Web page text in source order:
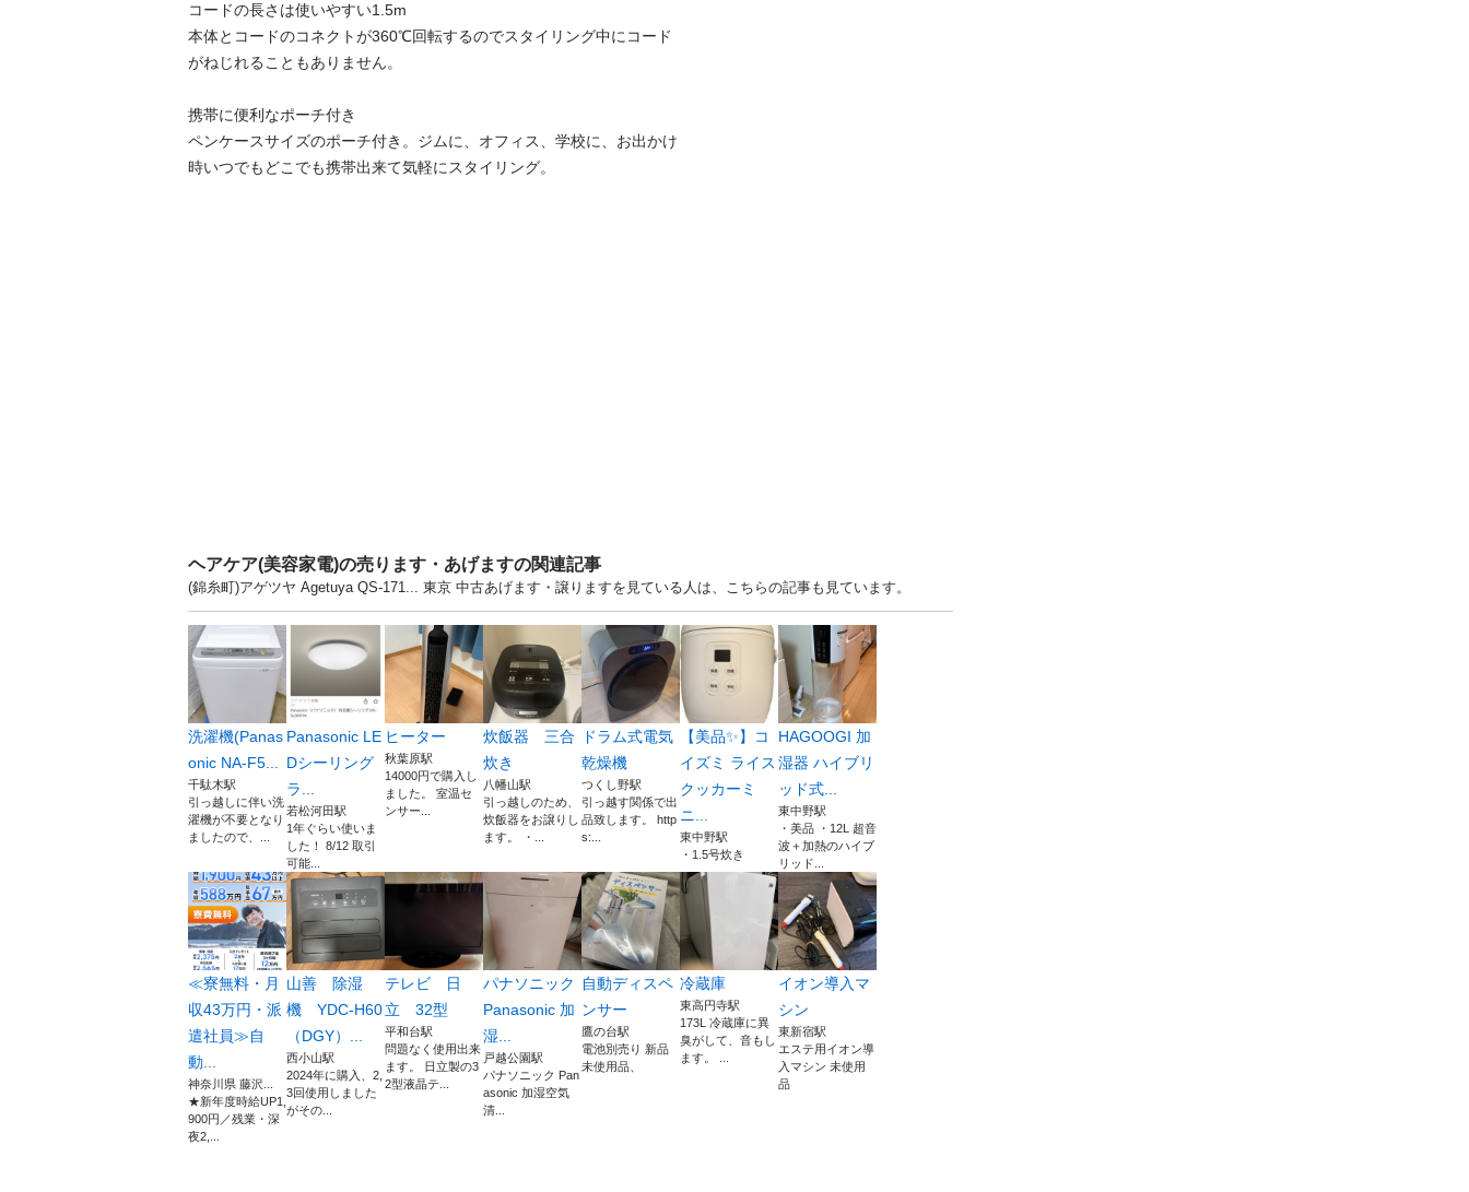
コードの長さは使いやすい1.5m
本体とコードのコネクトが360℃回転するのでスタイリング中にコード
がねじれることもありません。
携帯に便利なポーチ付き
ペンケースサイズのポーチ付き。ジムに、オフィス、学校に、お出かけ
時いつでもどこでも携帯出来て気軽にスタイリング。
ヘアケア(美容家電)の売ります・あげますの関連記事
(錦糸町)アゲツヤ Agetuya QS-171... 東京 中古あげます・譲りますを見ている人は、こちらの記事も見ています。
洗濯機(Panas
onic NA-F5...
千駄木駅
引っ越しに伴い洗
濯機が不要となり
ましたので、...
Panasonic LE
Dシーリング
ラ...
若松河田駅
1年ぐらい使いま
した！ 8/12 取引
可能...
ヒーター
秋葉原駅
14000円で購入し
ました。 室温セ
ンサー...
炊飯器 三合
炊き
八幡山駅
引っ越しのため、
炊飯器をお譲りし
ます。 ・...
ドラム式電気
乾燥機
つくし野駅
引っ越す関係で出
品致します。 http
s:...
【美品✨】コ
イズミ ライス
クッカーミ
ニ...
東中野駅
・1.5号炊き
HAGOOGI 加
湿器 ハイブリ
ッド式...
東中野駅
・美品 ・12L 超音
波＋加熱のハイブ
リッド...
≪寮無料・月
収43万円・派
遣社員≫自
動...
神奈川県 藤沢...
★新年度時給UP1,
900円／残業・深
夜2,...
山善 除湿
機 YDC-H60
（DGY）...
西小山駅
2024年に購入、2,
3回使用しました
がその...
テレビ 日
立 32型
平和台駅
問題なく使用出来
ます。 日立製の3
2型液晶テ...
パナソニック
Panasonic 加
湿...
戸越公園駅
パナソニック Pan
asonic 加湿空気
清...
自動ディスペ
ンサー
鷹の台駅
電池別売り 新品
未使用品、
冷蔵庫
東高円寺駅
173L 冷蔵庫に異
臭がして、音もし
ます。 ...
イオン導入マ
シン
東新宿駅
エステ用イオン導
入マシン 未使用
品